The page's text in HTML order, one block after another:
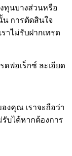
ทุนบางส่วนหรือ
น การตัดสินใจ
าไม่รับฝากเทรด
ดฟอเร็กซ์ ละเอียด
งคุณ เราจะถือว่า
บได้หากต้องการ